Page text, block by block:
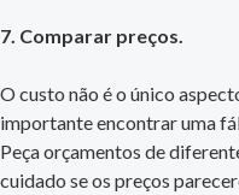
7. Comparar preços.
O custo não é o único
importante encontrar uma
Peça orçamentos de
cuidado se os preços